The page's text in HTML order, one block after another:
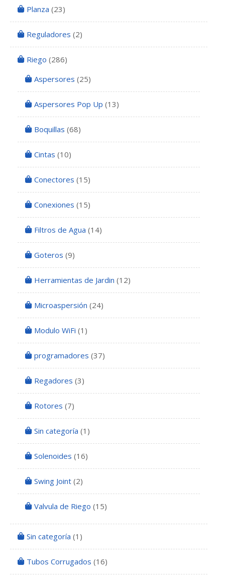
Planza (23)
Reguladores (2)
Riego (286)
Aspersores (25)
Aspersores Pop Up (13)
Boquillas (68)
Cintas (10)
Conectores (15)
Conexiones (15)
Filtros de Agua (14)
Goteros (9)
Herramientas de Jardin (12)
Microaspersión (24)
Modulo WiFi (1)
programadores (37)
Regadores (3)
Rotores (7)
Sin categoría (1)
Solenoides (16)
Swing Joint (2)
Valvula de Riego (15)
Sin categoría (1)
Tubos Corrugados (16)